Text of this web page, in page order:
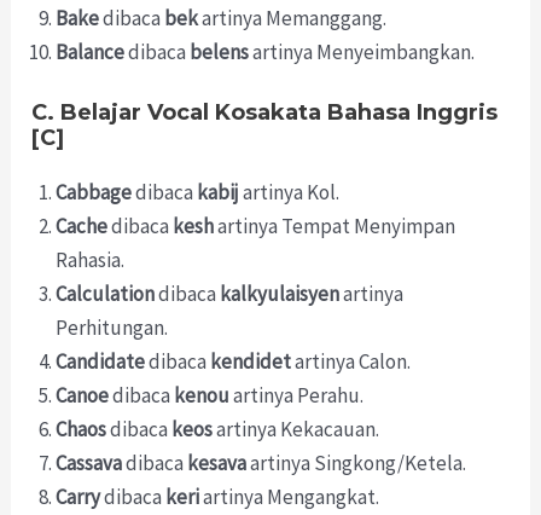
Bakedibaca bekartinya Memanggang.
Balancedibaca belensartinya Menyeimbangkan.
C. Belajar Vocal Kosakata Bahasa Inggris
[C]
Cabbagedibaca kabijartinya Kol.
Cachedibaca keshartinya Tempat Menyimpan
Rahasia.
Calculationdibaca kalkyulaisyenartinya
Perhitungan.
Candidatedibaca kendidetartinya Calon.
Canoedibaca kenouartinya Perahu.
Chaosdibaca keosartinya Kekacauan.
Cassavadibaca kesavaartinya Singkong/Ketela.
Carrydibaca keriartinya Mengangkat.